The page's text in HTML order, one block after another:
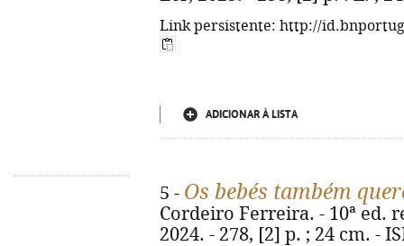
Link persistente: http://
ADICIONAR À LISTA
5 - Os bebés também
Cordeiro Ferreira. - 10ª ed.
2024. - 278, [2] p. ; 24 cm. -